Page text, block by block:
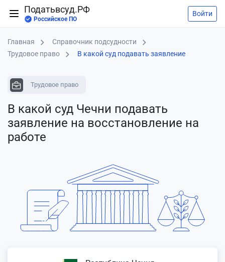
Податьвсуд.РФ
Российское ПО
Войти
Главная
Справочник подсудности
Трудовое право
В какой суд подавать заявление
Трудовое право
В какой суд Чечни подавать
заявление на восстановление на
работе